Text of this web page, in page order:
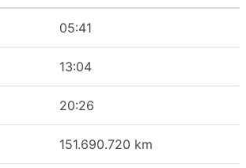
05:41
13:04
20:26
151.690.720 km